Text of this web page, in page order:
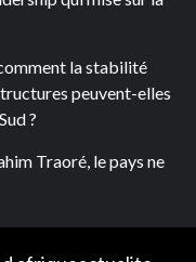
la stabilité
peuvent-elles
?
Traoré, le pays ne